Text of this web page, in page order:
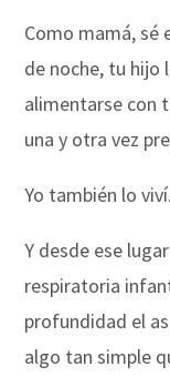
Como mamá, sé
de noche, tu hijo
alimentarse con
una y otra vez
Yo también lo viví.
Y desde ese
respiratoria
profundidad el
algo tan simple